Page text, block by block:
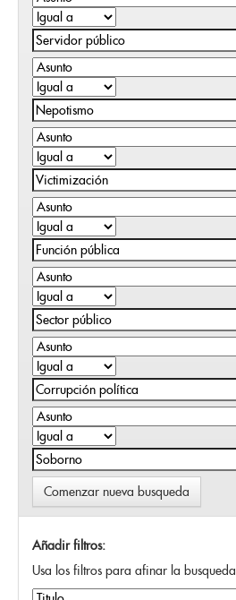
Comenzar nueva busqueda
Añadir filtros:
Usa los filtros para afinar la busqueda.